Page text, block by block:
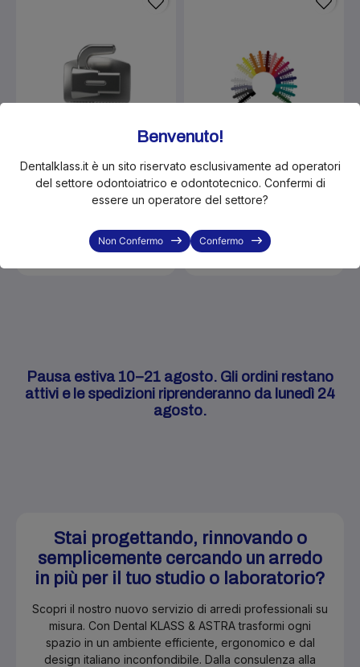
KLS-SIA26SN-1617VH
SIA Jet LP NC 2°MOL 0.022
KLS-SIAE90-LIBBS0 C
SIA Legature elastiche
€23.20
Disponibilità immediata
Pausa estiva 10–21 agosto. Gli ordini restano
attivi e le spedizioni riprenderanno da lunedì 24
agosto.
Stai progettando, rinnovando o
semplicemente cercando un arredo
in più per il tuo studio o laboratorio?
Scopri il nostro nuovo servizio di arredi professionali su
misura. Con Dental KLASS & ASTRA trasformi ogni
spazio in un ambiente efficiente, ergonomico e dal
design italiano inconfondibile. Dalla consulenza alla
Benvenuto!
Dentalklass.it è un sito riservato esclusivamente ad operatori
del settore odontoiatrico e odontotecnico. Confermi di
essere un operatore del settore?
Non Confermo Confermo